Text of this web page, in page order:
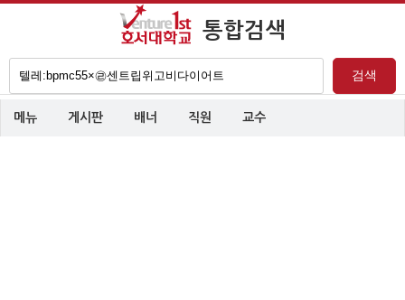
통합검색
검색
메뉴 게시판 배너 직원 교수